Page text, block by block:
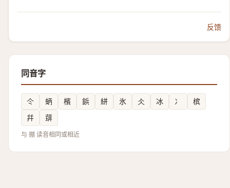
反馈
同音字
仒 蛃 檳 鋲 絣 氷 仌 冰 冫
槟
幷
䔊
与 掤 读音相同或相近